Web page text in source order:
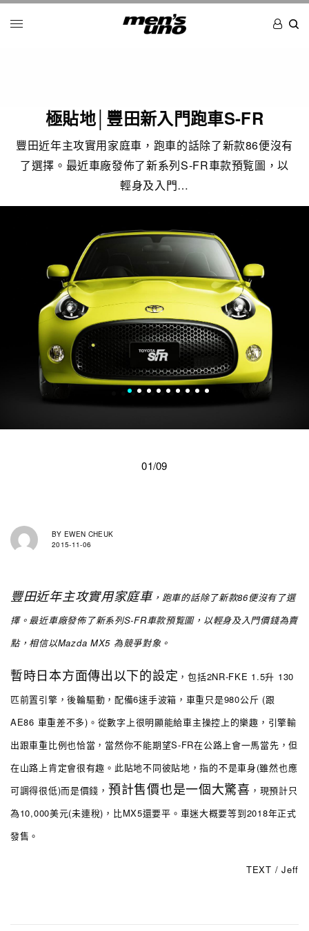
極貼地│豐田新入門跑車S-FR
豐田近年主攻實用家庭車，跑車的話除了新款86便沒有
了選擇。最近車廠發佈了新系列S-FR車款預覧圖，以
輕身及入門…
01/09
BY EWEN CHEUK
2015-11-06
豐田近年主攻實用家庭車，跑車的話除了新款86便沒有了選
擇。最近車廠發佈了新系列S-FR車款預覧圖， 以輕身及入門價錢為賣
點， 相信以Mazda MX5 為競爭對象 。
暫時日本方面傳出以下的設定 ，包括2NR-FKE 1.5升 130
匹前置引擎 ，後輪驅動 ， 配備6速手波箱 ， 車重只是980公斤 (跟
AE86 車重差不多) 。 從數字上很明顯能給車主操控上的樂趣 ， 引擎輸
出跟車重比例也恰當 ， 當然你不能期望S-FR在公路上會一馬當先 ，但
在山路上肯定會很有趣 。此貼地不同彼貼地，指的不是車身(雖然也應
可調得很低)而是價錢， 預計售價也是一個大驚喜 ， 現預計只
為10,000美元(未連稅) ， 比MX5還要平 。 車迷大概要等到2018年正式
發售 。
TEXT / Jeff